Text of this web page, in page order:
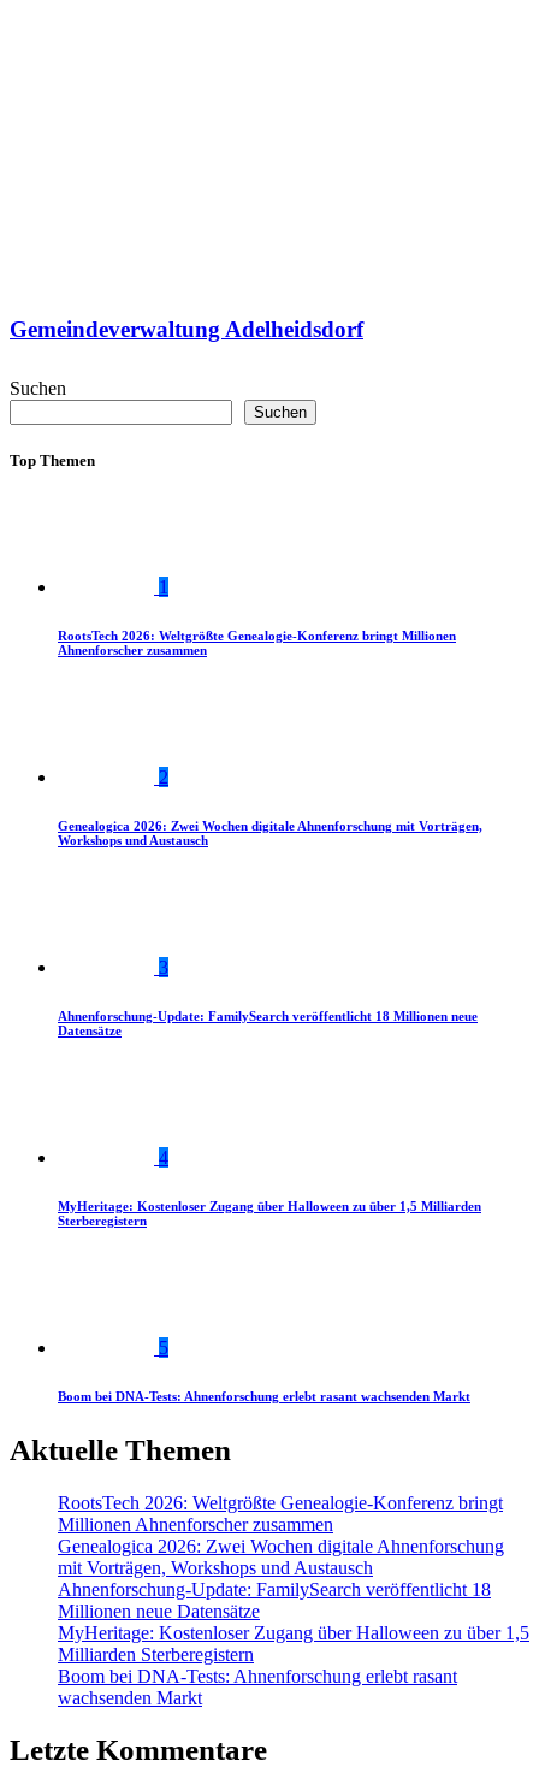
Gemeindeverwaltung Adelheidsdorf
Suchen
Suchen
Top Themen
1
RootsTech 2026: Weltgrößte Genealogie-Konferenz bringt Millionen
Ahnenforscher zusammen
2
Genealogica 2026: Zwei Wochen digitale Ahnenforschung mit Vorträgen,
Workshops und Austausch
3
Ahnenforschung-Update: FamilySearch veröffentlicht 18 Millionen neue
Datensätze
4
MyHeritage: Kostenloser Zugang über Halloween zu über 1,5 Milliarden
Sterberegistern
5
Boom bei DNA-Tests: Ahnenforschung erlebt rasant wachsenden Markt
Aktuelle Themen
RootsTech 2026: Weltgrößte Genealogie-Konferenz bringt
Millionen Ahnenforscher zusammen
Genealogica 2026: Zwei Wochen digitale Ahnenforschung
mit Vorträgen, Workshops und Austausch
Ahnenforschung-Update: FamilySearch veröffentlicht 18
Millionen neue Datensätze
MyHeritage: Kostenloser Zugang über Halloween zu über 1,5
Milliarden Sterberegistern
Boom bei DNA-Tests: Ahnenforschung erlebt rasant
wachsenden Markt
Letzte Kommentare